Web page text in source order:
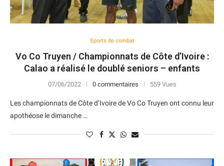
Sports de combat
Vo Co Truyen / Championnats de Côte d’Ivoire :
Calao a réalisé le doublé seniors – enfants
07/06/2022 0 commentaires 559 Vues
Les championnats de Côte d’Ivoire de Vo Co Truyen ont connu leur
apothéose le dimanche …